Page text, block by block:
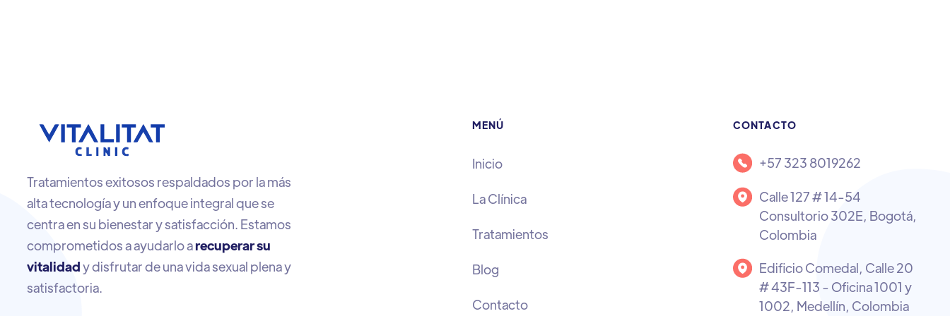
Tratamientos exitosos respaldados por la más
alta tecnología y un enfoque integral que se
centra en su bienestar y satisfacción. Estamos
comprometidos a ayudarlo arecuperar su
vitalidady disfrutar de una vida sexual plena y
satisfactoria.
MENÚ
Inicio
La Clínica
Tratamientos
Blog
Contacto
CONTACTO
+57 323 8019262
Calle 127 # 14-54
Consultorio 302E, Bogotá,
Colombia
Edificio Comedal, Calle 20
# 43F-113 - Oficina 1001 y
1002, Medellín, Colombia